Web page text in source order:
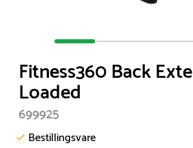
of
5
Fitness360 Back
Loaded
699925
Bestillingsvare